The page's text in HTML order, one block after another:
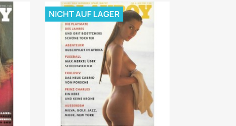
NICHT AUF LAGER